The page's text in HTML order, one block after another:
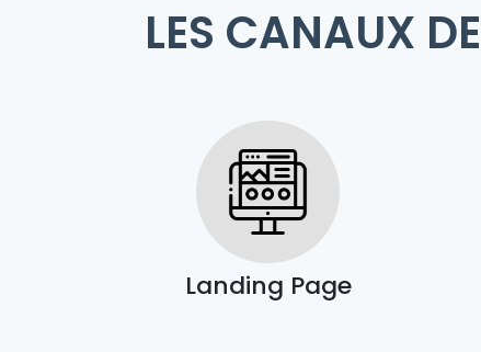
LES CANAUX
Landing Page